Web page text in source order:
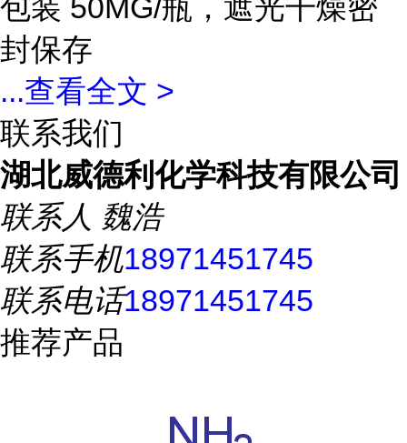
包装 50MG/瓶，遮光干燥密
封保存
...查看全文 >
联系我们
湖北威德利化学科技有限公司
联系人 魏浩
联系手机18971451745
联系电话18971451745
推荐产品